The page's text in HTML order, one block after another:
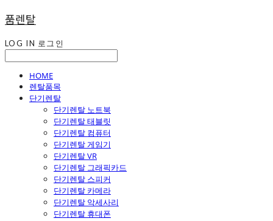
품렌탈
LOG IN 로그인
HOME
렌탈품목
단기렌탈
단기렌탈 노트북
단기렌탈 태블릿
단기렌탈 컴퓨터
단기렌탈 게임기
단기렌탈 VR
단기렌탈 그래픽카드
단기렌탈 스피커
단기렌탈 카메라
단기렌탈 악세사리
단기렌탈 휴대폰